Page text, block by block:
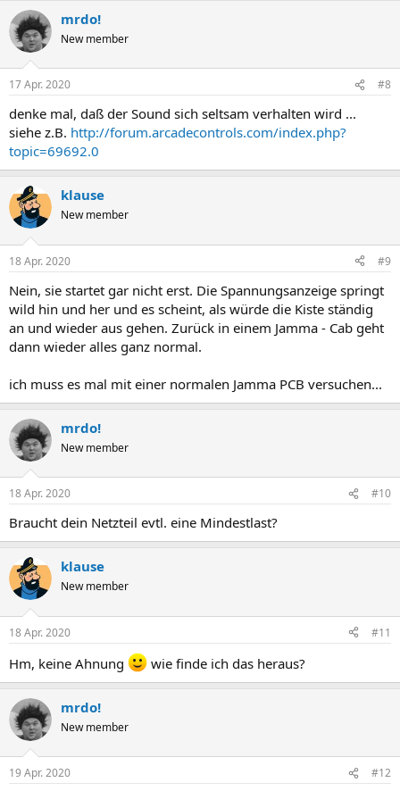
mrdo!
New member
17 Apr. 2020 #8
denke mal, daß der Sound sich seltsam verhalten wird ...
siehe z.B. http://forum.arcadecontrols.com/index.php?
topic=69692.0
klause
New member
18 Apr. 2020 #9
Nein, sie startet gar nicht erst. Die Spannungsanzeige springt
wild hin und her und es scheint, als würde die Kiste ständig
an und wieder aus gehen. Zurück in einem Jamma - Cab geht
dann wieder alles ganz normal.
ich muss es mal mit einer normalen Jamma PCB versuchen...
mrdo!
New member
18 Apr. 2020 #10
Braucht dein Netzteil evtl. eine Mindestlast?
klause
New member
18 Apr. 2020 #11
Hm, keine Ahnung wie finde ich das heraus?
mrdo!
New member
19 Apr. 2020 #12